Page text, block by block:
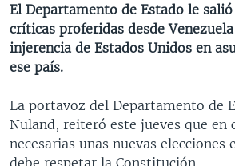
PANORAMA
ESTADOS UNIDOS AL DÍA
EL MUNDO AL DÍA [RADIO]
FORO [RADIO]
DEPORTIVO INTERNACIONAL
NOTA ECONÓMICA
ENTRETENIMIENTO
SÍGANOS
Idiomas
El Departamento de Estado le
críticas proferidas desde
injerencia de Estados Unidos en
ese país.
La portavoz del Departamento de
Nuland, reiteró este jueves que en
necesarias unas nuevas elecciones
debe respetar la Constitución.